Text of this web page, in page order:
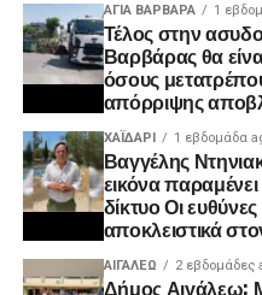
ΑΓΙΑ ΒΑΡΒΑΡΑ 1
Τέλος στην
Βαρβάρας θα
όσους
απόρριψης
ΧΑΪΔΑΡΙ 1 εβδομάδα
Βαγγέλης
εικόνα παραμένει
δίκτυο Οι
αποκλειστικά
ΑΙΓΑΛΕΩ 2 εβδομάδες
Δήμος Αιγάλεω: